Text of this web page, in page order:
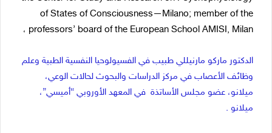
of States of Consciousness—Milano; member of the
professors’ board of the European School AMISI, Milan ،
الدكتور ماركو مارنيللي طبيب في الفسيولوحيا النفسية الطبية وعلم
وظائف الأعصاب في مركز الدراسات والبحوث لحالات الوعي،
ميلانو، عضو مجلس الأساتذة في المعهد الأوروبي “أميسي”،
ميلانو .